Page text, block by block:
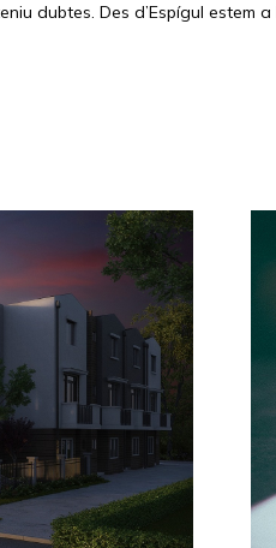
dubtes. Des d’Espígul